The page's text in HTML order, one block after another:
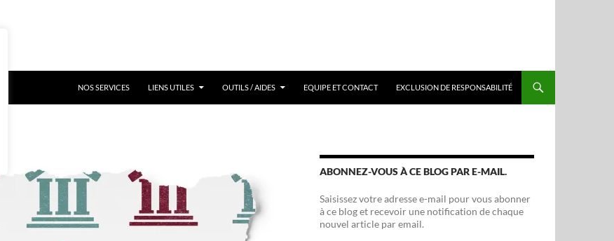
NOS SERVICES LIENS UTILES OUTILS / AIDES EQUIPE ET CONTACT EXCLUSION DE RESPONSABILITÉ
ABONNEZ-VOUS À CE BLOG PAR E-MAIL.
Saisissez votre adresse e-mail pour vous abonner
à ce blog et recevoir une notification de chaque
nouvel article par email.